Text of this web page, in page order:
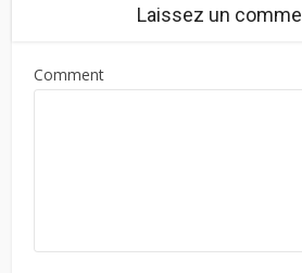
Laissez un
Comment